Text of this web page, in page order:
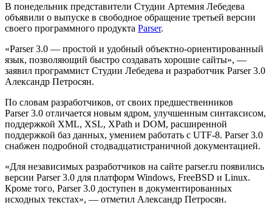
В понедельник представители Студии Артемия Лебедева
объявили о выпуске в свободное обращение третьей версии
своего программного продукта Parser.
«Parser 3.0 — простой и удобный объектно-ориентированный
язык, позволяющий быстро создавать хорошие сайты», —
заявил программист Студии Лебедева и разработчик Parser 3.0
Александр Петросян.
По словам разработчиков, от своих предшественников
Parser 3.0 отличается новым ядром, улучшенным синтаксисом,
поддержкой XML, XSL, XPath и DOM, расширенной
поддержкой баз данных, умением работать с UTF-8. Parser 3.0
снабжен подробной стодвадцатистраничной документацией.
«Для независимых разработчиков на сайте parser.ru появились
версии Parser 3.0 для платформ Windows, FreeBSD и Linux.
Кроме того, Parser 3.0 доступен в документированных
исходных текстах», — отметил Александр Петросян.